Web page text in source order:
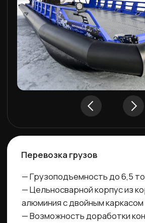
Пройдите опрос, получите
консультацию и
персональный расчет
для вашейконфигурации
аэролодки